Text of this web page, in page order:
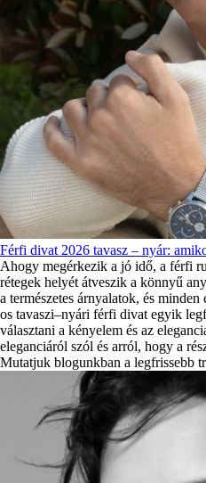
Férfi divat 2026 tavasz – nyár:
Ahogy megérkezik a jó idő, a férfi
rétegek helyét átveszik a könnyű
a természetes árnyalatok, és
os tavaszi–nyári férfi divat egyik
választani a kényelem és az
eleganciáról szól és arról, hogy a
Mutatjuk blogunkban a legfrissebb